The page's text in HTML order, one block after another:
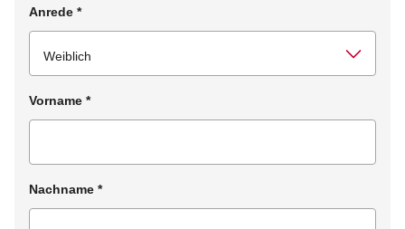
Anrede *
Vorname *
Nachname *